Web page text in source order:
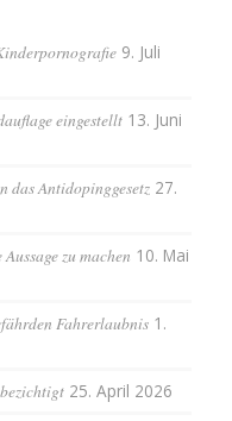
9. Juli
eingestellt 13. Juni
das Antidopinggesetz 27.
zu machen 10. Mai
Fahrerlaubnis 1.
25. April 2026